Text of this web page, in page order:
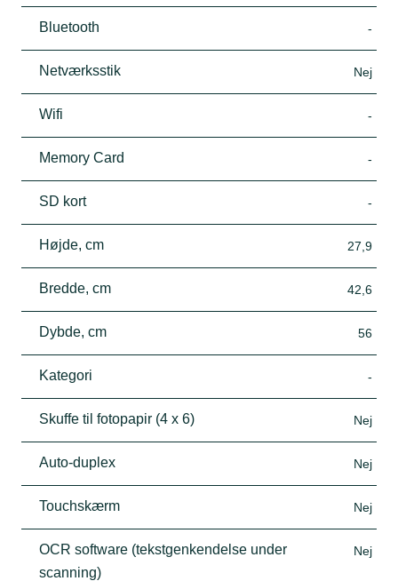
Bluetooth -
Netværksstik Nej
Wifi -
Memory Card -
SD kort -
Højde, cm 27,9
Bredde, cm 42,6
Dybde, cm 56
Kategori -
Skuffe til fotopapir (4 x 6) Nej
Auto-duplex Nej
Touchskærm Nej
OCR software (tekstgenkendelse under
scanning)
Nej